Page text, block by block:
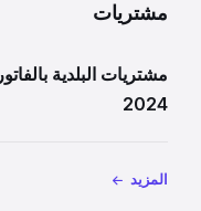
مشتريات
مشتريات البلدية
2024
المزيد